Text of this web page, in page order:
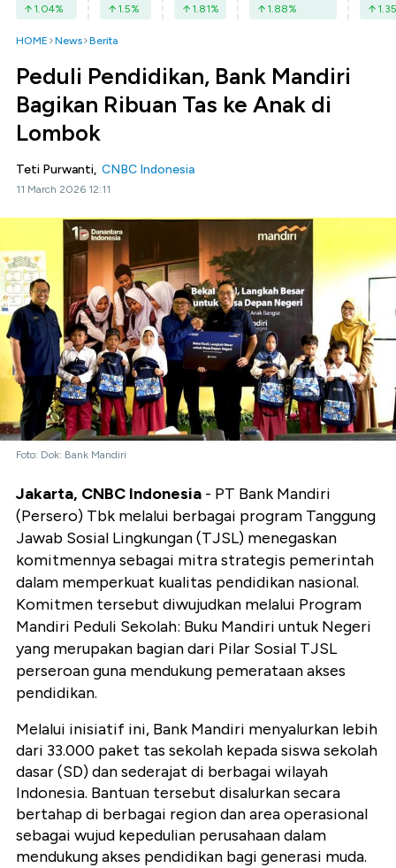
1.04% 1.5% 1.81% 1.88% 1.35
HOME News Berita
Peduli Pendidikan, Bank Mandiri
Bagikan Ribuan Tas ke Anak di
Lombok
Teti Purwanti, CNBC Indonesia
11 March 2026 12:11
Foto: Dok: Bank Mandiri
Jakarta, CNBC Indonesia - PT Bank Mandiri
(Persero) Tbk melalui berbagai program Tanggung
Jawab Sosial Lingkungan (TJSL) menegaskan
komitmennya sebagai mitra strategis pemerintah
dalam memperkuat kualitas pendidikan nasional.
Komitmen tersebut diwujudkan melalui Program
Mandiri Peduli Sekolah: Buku Mandiri untuk Negeri
yang merupakan bagian dari Pilar Sosial TJSL
perseroan guna mendukung pemerataan akses
pendidikan.
Melalui inisiatif ini, Bank Mandiri menyalurkan lebih
dari 33.000 paket tas sekolah kepada siswa sekolah
dasar (SD) dan sederajat di berbagai wilayah
Indonesia. Bantuan tersebut disalurkan secara
bertahap di berbagai region dan area operasional
sebagai wujud kepedulian perusahaan dalam
mendukung akses pendidikan bagi generasi muda.